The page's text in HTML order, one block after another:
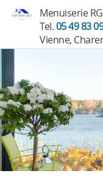
Menuiserie
Tel.05 49 83
Vienne,